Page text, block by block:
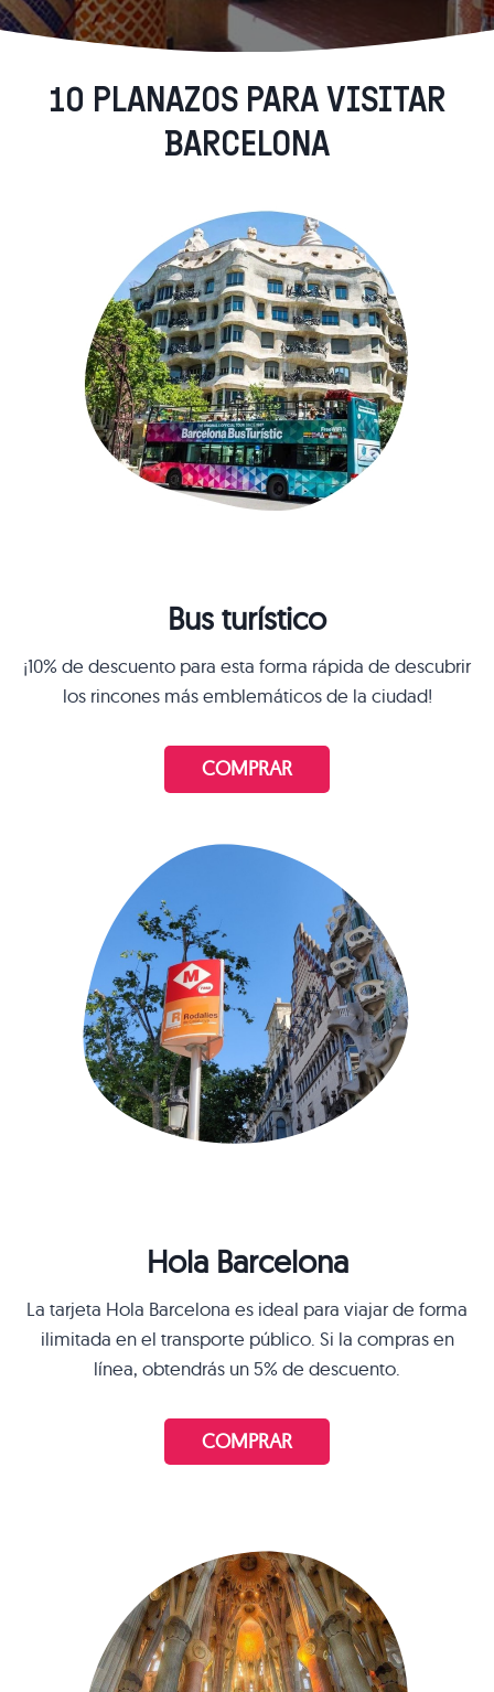
10 PLANAZOS PARA VISITAR
BARCELONA
Bus turístico
¡10% de descuento para esta forma rápida de descubrir
los rincones más emblemáticos de la ciudad!
COMPRAR
Hola Barcelona
La tarjeta Hola Barcelona es ideal para viajar de forma
ilimitada en el transporte público. Si la compras en
línea, obtendrás un 5% de descuento.
COMPRAR